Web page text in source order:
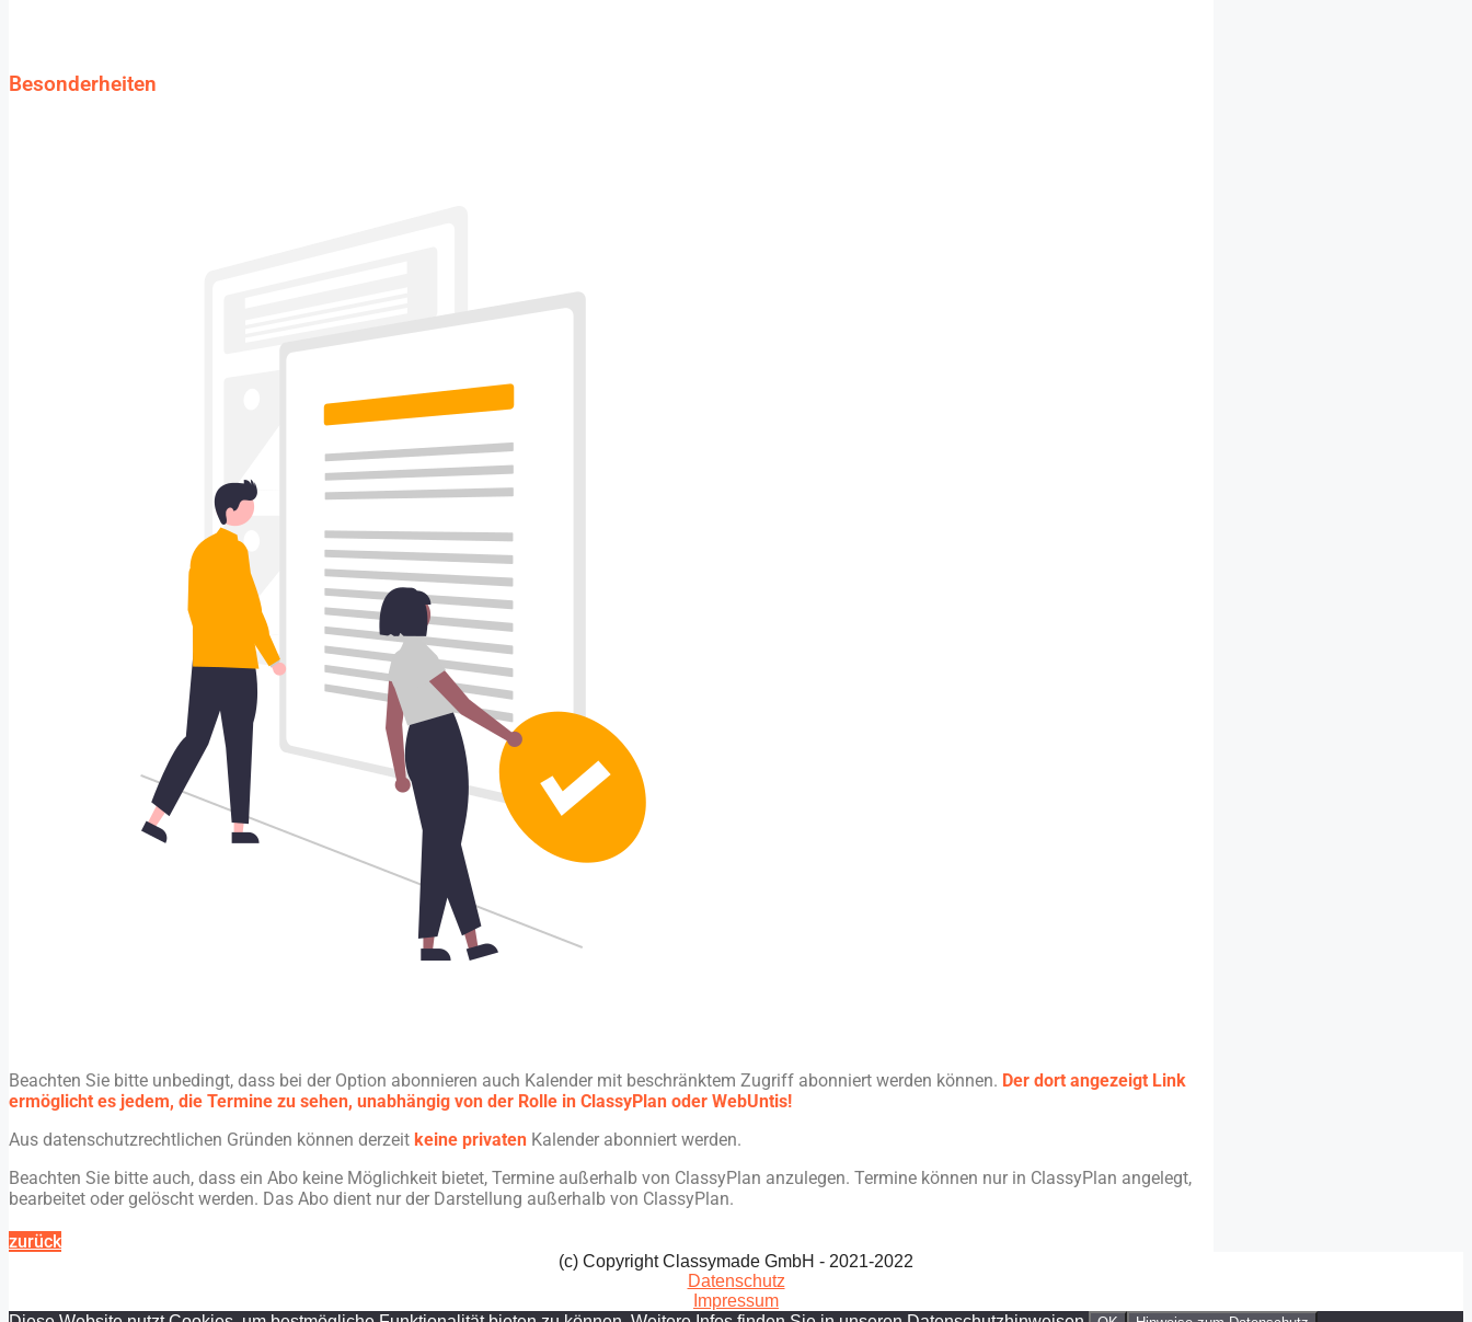
Besonderheiten
Beachten Sie bitte unbedingt, dass bei der Option abonnieren auch Kalender mit beschränktem Zugriff abonniert werden können. Der dort angezeigt Link
ermöglicht es jedem, die Termine zu sehen, unabhängig von der Rolle in ClassyPlan oder WebUntis!
Aus datenschutzrechtlichen Gründen können derzeit keine privaten Kalender abonniert werden.
Beachten Sie bitte auch, dass ein Abo keine Möglichkeit bietet, Termine außerhalb von ClassyPlan anzulegen. Termine können nur in ClassyPlan angelegt,
bearbeitet oder gelöscht werden. Das Abo dient nur der Darstellung außerhalb von ClassyPlan.
zurück
(c) Copyright Classymade GmbH - 2021-2022
Datenschutz
Impressum